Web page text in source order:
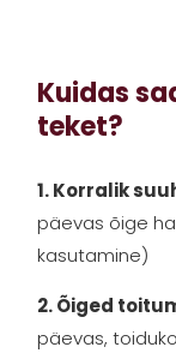
Kuidas
teket?
1. Korralik
päevas õige
kasutamine)
2. Õiged
päevas,